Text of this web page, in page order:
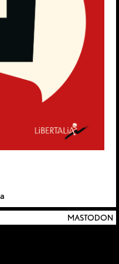
MASTODON